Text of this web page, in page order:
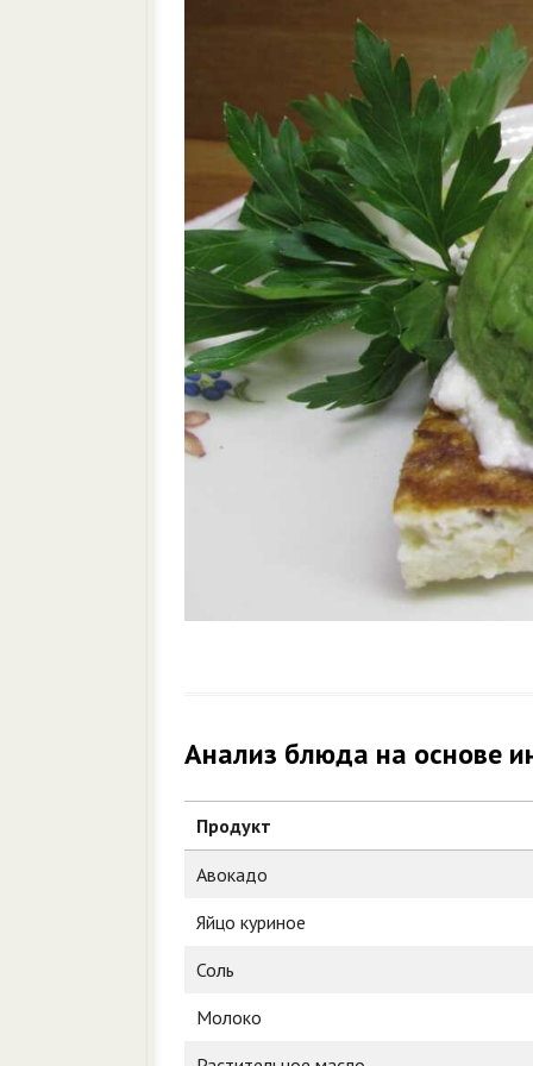
Анализ блюда на основе
Продукт
Авокадо
Яйцо куриное
Соль
Молоко